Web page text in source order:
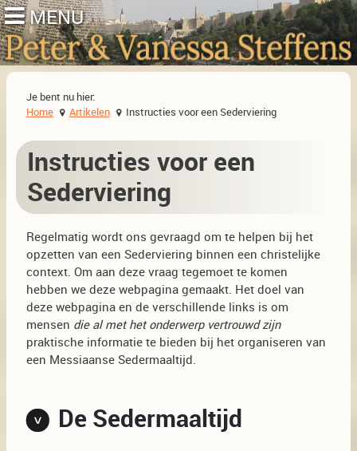
Je bent nu hier:
Home
Artikelen Instructies voor een Sederviering
Instructies voor een
Sederviering
Regelmatig wordt ons gevraagd om te helpen bij het
opzetten van een Sederviering binnen een christelijke
context. Om aan deze vraag tegemoet te komen
hebben we deze webpagina gemaakt. Het doel van
deze webpagina en de verschillende links is om
mensen die al met het onderwerp vertrouwd zijn
praktische informatie te bieden bij het organiseren van
een Messiaanse Sedermaaltijd.
De Sedermaaltijd